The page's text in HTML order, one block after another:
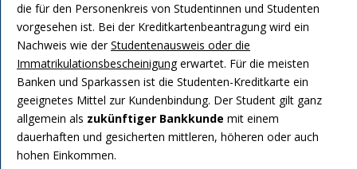
die für den Personenkreis von Studentinnen und Studenten
vorgesehen ist. Bei der Kreditkartenbeantragung wird ein
Nachweis wie derStudentenausweis oder die
Immatrikulationsbescheinigungerwartet. Für die meisten
Banken und Sparkassen ist die Studenten-Kreditkarte ein
geeignetes Mittel zur Kundenbindung. Der Student gilt ganz
allgemein als zukünftiger Bankkunde mit einem
dauerhaften und gesicherten mittleren, höheren oder auch
hohen Einkommen.